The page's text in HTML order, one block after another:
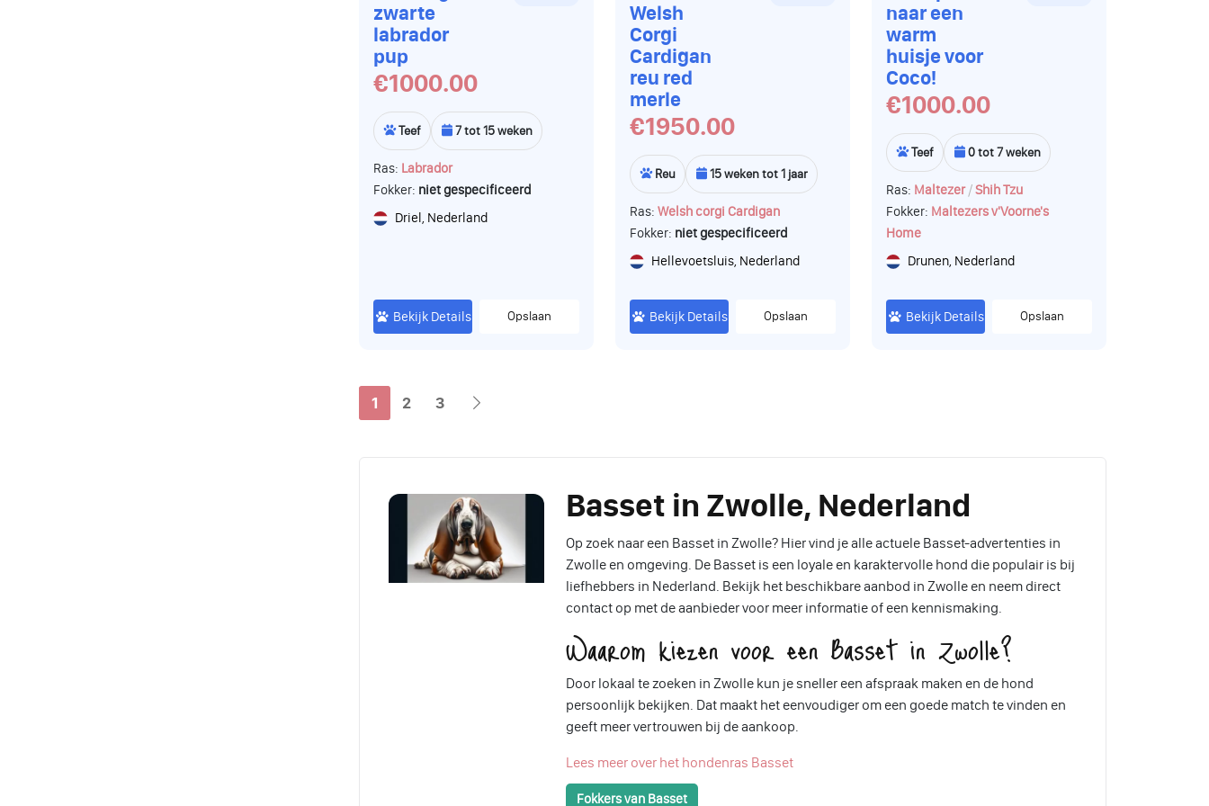
zwarte
labrador
pup
€1000.00
Teef 7 tot 15 weken
Ras: Labrador
Fokker: niet gespecificeerd
Driel, Nederland
Bekijk Details Opslaan
Welsh
Corgi
Cardigan
reu red
merle
€1950.00
Reu 15 weken tot 1 jaar
Ras: Welsh corgi Cardigan
Fokker: niet gespecificeerd
Hellevoetsluis, Nederland
Bekijk Details Opslaan
naar een
warm
huisje voor
Coco!
€1000.00
Teef 0 tot 7 weken
Ras: Maltezer/Shih Tzu
Fokker: Maltezers v'Voorne's
Home
Drunen, Nederland
Bekijk Details Opslaan
1 2 3
Basset in Zwolle, Nederland
Op zoek naar een Basset in Zwolle? Hier vind je alle actuele Basset-advertenties in
Zwolle en omgeving. De Basset is een loyale en karaktervolle hond die populair is bij
liefhebbers in Nederland. Bekijk het beschikbare aanbod in Zwolle en neem direct
contact op met de aanbieder voor meer informatie of een kennismaking.
Waarom kiezen voor een Basset in Zwolle?
Door lokaal te zoeken in Zwolle kun je sneller een afspraak maken en de hond
persoonlijk bekijken. Dat maakt het eenvoudiger om een goede match te vinden en
geeft meer vertrouwen bij de aankoop.
Lees meer over het hondenras Basset
Fokkers van Basset